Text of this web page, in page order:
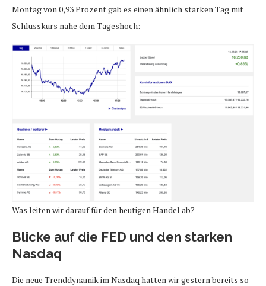
Montag von 0,93 Prozent gab es einen ähnlich starken Tag mit
Schlusskurs nahe dem Tageshoch:
Was leiten wir darauf für den heutigen Handel ab?
Blicke auf die FED und den starken
Nasdaq
Die neue Trenddynamik im Nasdaq hatten wir gestern bereits so